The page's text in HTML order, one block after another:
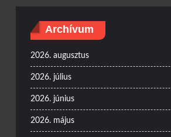
Archívum
2026. augusztus
2026. július
2026. június
2026. május